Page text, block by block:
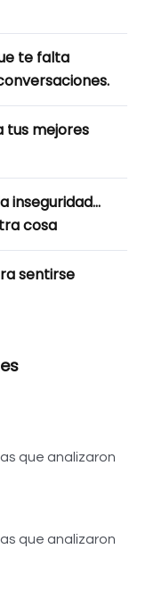
te falta
tus mejores
inseguridad…
cosa
sentirse
que analizaron
que analizaron